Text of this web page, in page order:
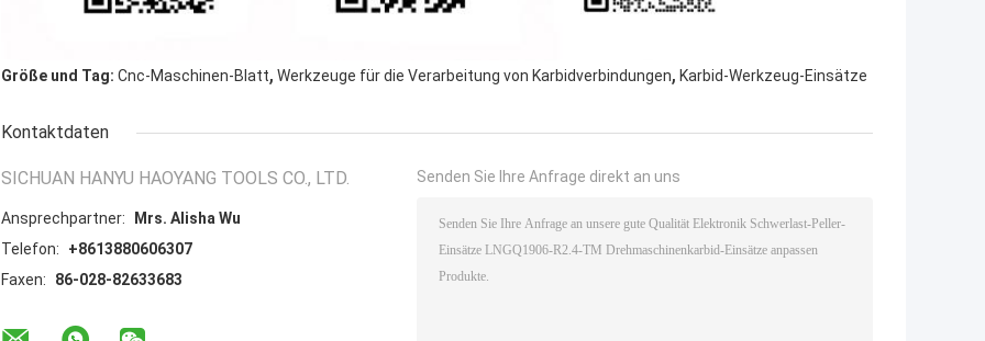
Größe und Tag: Cnc-Maschinen-Blatt, Werkzeuge für die Verarbeitung von Karbidverbindungen, Karbid-Werkzeug-Einsätze
Kontaktdaten
SICHUAN HANYU HAOYANG TOOLS CO., LTD.
Ansprechpartner:
Mrs. Alisha Wu
Telefon:
+8613880606307
Faxen:
86-028-82633683
Senden Sie Ihre Anfrage direkt an uns